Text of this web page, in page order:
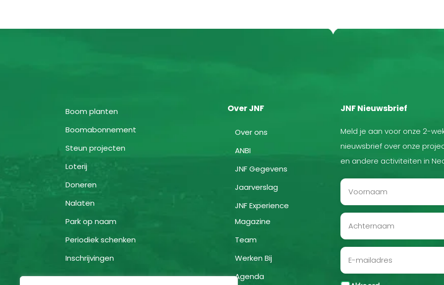
Boom planten
Boomabonnement
Steun projecten
Loterij
Doneren
Nalaten
Park op naam
Periodiek schenken
Inschrijvingen
Over JNF
Over ons
ANBI
JNF Gegevens
Jaarverslag
JNF Experience
Magazine
Team
Werken Bij
Agenda
JNF Nieuwsbrief
Meld je aan voor onze 2-
nieuwsbrief over onze
en andere activiteiten in